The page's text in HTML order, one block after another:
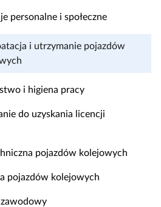
personalne i społeczne
i utrzymanie pojazdów
i higiena pracy
do uzyskania licencji
pojazdów kolejowych
pojazdów kolejowych